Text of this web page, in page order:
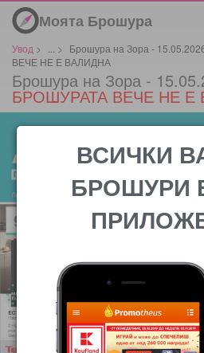
Моята Брошура
Увод > >
Брошура на Зора -
ВЕЧЕ НЕ Е ВАЛИДНА
Брошура на Зора -
БРОШУРАТА ВЕЧЕ НЕ Е
ВСИЧКИ
БРОШУРИ